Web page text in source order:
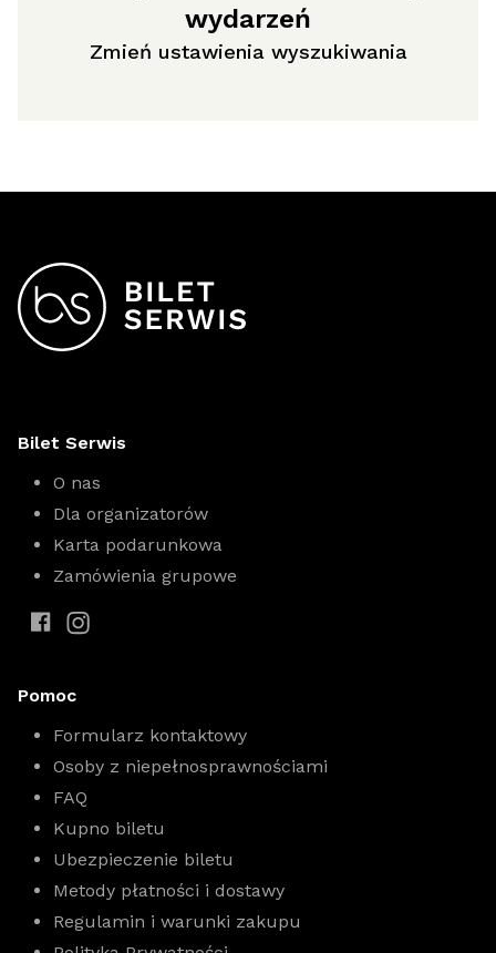
wydarzeń
Zmień ustawienia wyszukiwania
Bilet Serwis
O nas
Dla organizatorów
Karta podarunkowa
Zamówienia grupowe
Pomoc
Formularz kontaktowy
Osoby z niepełnosprawnościami
FAQ
Kupno biletu
Ubezpieczenie biletu
Metody płatności i dostawy
Regulamin i warunki zakupu